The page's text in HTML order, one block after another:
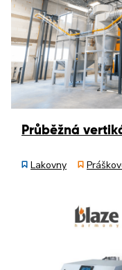
Průběžná
Lakovny